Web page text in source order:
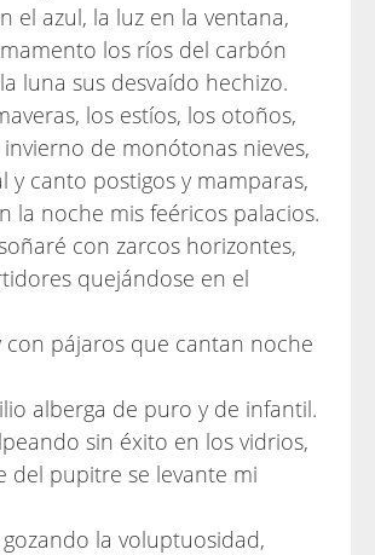
el azul, la luz en la ventana,
los ríos del carbón
luna sus desvaído hechizo.
los estíos, los otoños,
invierno de monótonas nieves,
y canto postigos y mamparas,
la noche mis feéricos palacios.
con zarcos horizontes,
quejándose en el
con pájaros que cantan noche
alberga de puro y de infantil.
sin éxito en los vidrios,
del pupitre se levante mi
la voluptuosidad,